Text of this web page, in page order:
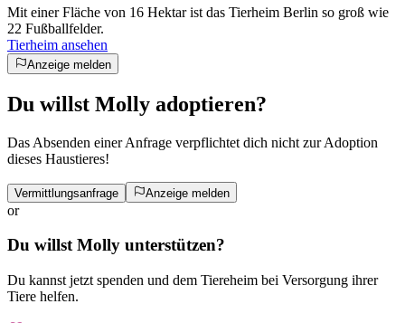
Mit einer Fläche von 16 Hektar ist das Tierheim Berlin so groß wie
22 Fußballfelder.
Tierheim ansehen
Anzeige melden
Du willst Molly adoptieren?
Das Absenden einer Anfrage verpflichtet dich nicht zur Adoption
dieses Haustieres!
Vermittlungsanfrage Anzeige melden
or
Du willst Molly unterstützen?
Du kannst jetzt spenden und dem Tiereheim bei Versorgung ihrer
Tiere helfen.